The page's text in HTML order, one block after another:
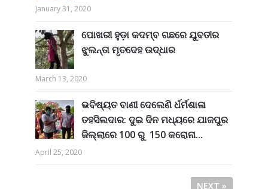
January 31, 2020
ପୋଖରୀ ହୁଡ଼ା କଦମ୍ବ ଗଛରେ ଯୁବତୀର
ଝୁଲନ୍ତା ମୃତଦେହ ଉଦ୍ଧାର
March 13, 2020
ଭବିଷ୍ୟତ ବାଣୀ ଦେଲେଣି ର୍ଧର୍ମଶାଳା
ତହସିଲଦାର: ଦୁଇ ଦିନ ମଧ୍ୟରେ ଯାଜପୁର
ଜିଲ୍ଲାରେ 100 ରୁ 150 କରୋନା...
April 25, 2020
NEXT »